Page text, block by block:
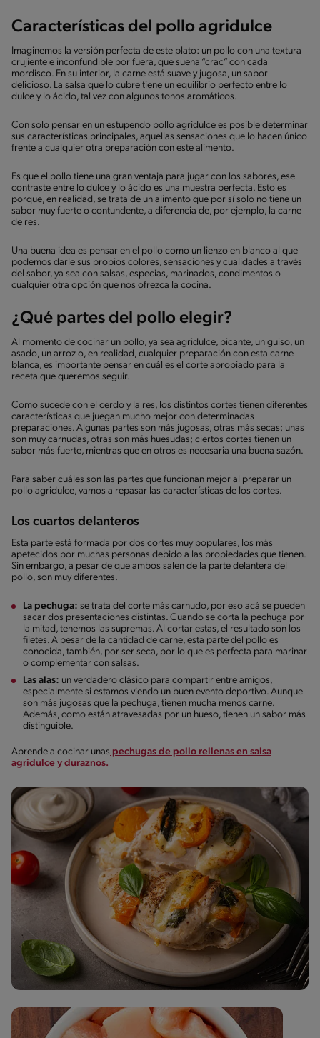
Características del pollo agridulce
Imaginemos la versión perfecta de este plato: un pollo con una textura
crujiente e inconfundible por fuera, que suena “crac” con cada
mordisco. En su interior, la carne está suave y jugosa, un sabor
delicioso. La salsa que lo cubre tiene un equilibrio perfecto entre lo
dulce y lo ácido, tal vez con algunos tonos aromáticos.
Con solo pensar en un estupendo pollo agridulce es posible determinar
sus características principales, aquellas sensaciones que lo hacen único
frente a cualquier otra preparación con este alimento.
Es que el pollo tiene una gran ventaja para jugar con los sabores, ese
contraste entre lo dulce y lo ácido es una muestra perfecta. Esto es
porque, en realidad, se trata de un alimento que por sí solo no tiene un
sabor muy fuerte o contundente, a diferencia de, por ejemplo, la carne
de res.
Una buena idea es pensar en el pollo como un lienzo en blanco al que
podemos darle sus propios colores, sensaciones y cualidades a través
del sabor, ya sea con salsas, especias, marinados, condimentos o
cualquier otra opción que nos ofrezca la cocina.
¿Qué partes del pollo elegir?
Al momento de cocinar un pollo, ya sea agridulce, picante, un guiso, un
asado, un arroz o, en realidad, cualquier preparación con esta carne
blanca, es importante pensar en cuál es el corte apropiado para la
receta que queremos seguir.
Como sucede con el cerdo y la res, los distintos cortes tienen diferentes
características que juegan mucho mejor con determinadas
preparaciones. Algunas partes son más jugosas, otras más secas; unas
son muy carnudas, otras son más huesudas; ciertos cortes tienen un
sabor más fuerte, mientras que en otros es necesaria una buena sazón.
Para saber cuáles son las partes que funcionan mejor al preparar un
pollo agridulce, vamos a repasar las características de los cortes.
Los cuartos delanteros
Esta parte está formada por dos cortes muy populares, los más
apetecidos por muchas personas debido a las propiedades que tienen.
Sin embargo, a pesar de que ambos salen de la parte delantera del
pollo, son muy diferentes.
La pechuga: se trata del corte más carnudo, por eso acá se pueden
sacar dos presentaciones distintas. Cuando se corta la pechuga por
la mitad, tenemos las supremas. Al cortar estas, el resultado son los
filetes. A pesar de la cantidad de carne, esta parte del pollo es
conocida, también, por ser seca, por lo que es perfecta para marinar
o complementar con salsas.
Las alas: un verdadero clásico para compartir entre amigos,
especialmente si estamos viendo un buen evento deportivo. Aunque
son más jugosas que la pechuga, tienen mucha menos carne.
Además, como están atravesadas por un hueso, tienen un sabor más
distinguible.
Aprende a cocinar unas pechugas de pollo rellenas en salsa
agridulce y duraznos.